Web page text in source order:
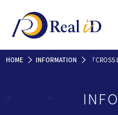
HOME INFORMATION